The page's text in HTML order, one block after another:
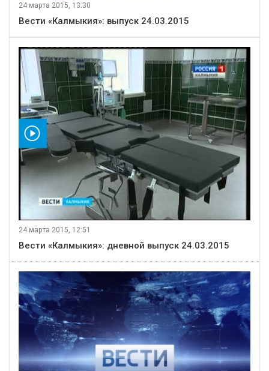
24 марта 2015, 13:30
Вести «Калмыкия»: выпуск 24.03.2015
24 марта 2015, 12:51
Вести «Калмыкия»: дневной выпуск 24.03.2015